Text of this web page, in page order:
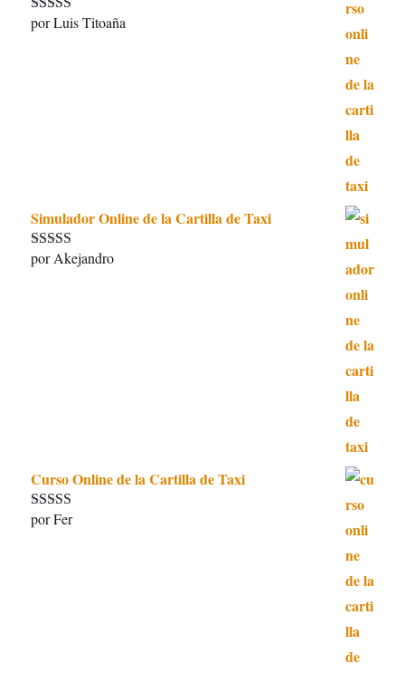
Valorado con
por Luis Titoaña
Simulador Online de la Cartilla de Taxi
Valorado con
por Akejandro
Curso Online de la Cartilla de Taxi
Valorado con
por Fer